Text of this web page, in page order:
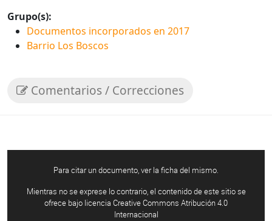
Grupo(s):
Documentos incorporados en 2017
Barrio Los Boscos
Comentarios / Correcciones
Para citar un documento, ver la ficha del mismo.
Mientras no se exprese lo contrario, el contenido de este sitio se
ofrece bajo licencia Creative Commons Atribución 4.0
Internacional